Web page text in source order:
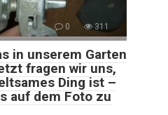
0 311
in unserem Garten
fragen wir uns,
Ding ist –
auf dem Foto zu